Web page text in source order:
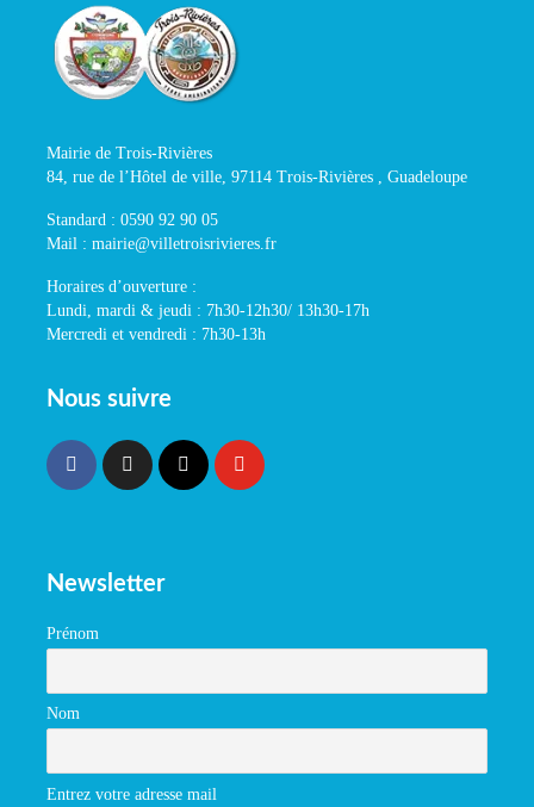
Mairie de Trois-Rivières
84, rue de l’Hôtel de ville, 97114 Trois-Rivières , Guadeloupe
Standard : 0590 92 90 05
Mail : mairie@villetroisrivieres.fr
Horaires d’ouverture :
Lundi, mardi & jeudi : 7h30-12h30/ 13h30-17h
Mercredi et vendredi : 7h30-13h
Nous suivre
Newsletter
Prénom
Nom
Entrez votre adresse mail